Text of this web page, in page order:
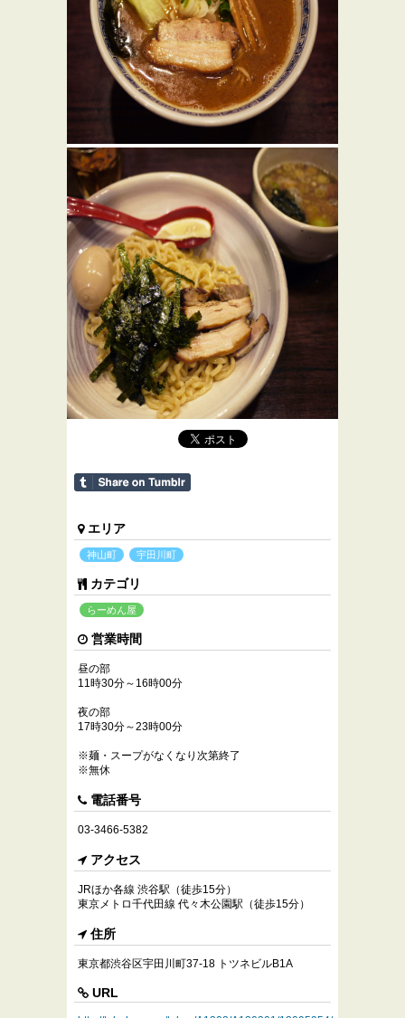
エリア
神山町 宇田川町
カテゴリ
らーめん屋
営業時間
昼の部
11時30分～16時00分
夜の部
17時30分～23時00分
※麺・スープがなくなり次第終了
※無休
電話番号
03-3466-5382
アクセス
JRほか各線 渋谷駅（徒歩15分）
東京メトロ千代田線 代々木公園駅（徒歩15分）
住所
東京都渋谷区宇田川町37-18 トツネビルB1A
URL